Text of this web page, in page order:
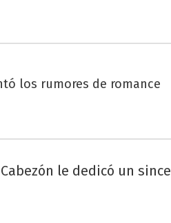
los rumores de romance
le dedicó un